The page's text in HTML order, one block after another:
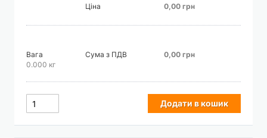
Ціна 0,00 грн
Вага
0.000 кг
Сума з ПДВ 0,00 грн
Додати в кошик